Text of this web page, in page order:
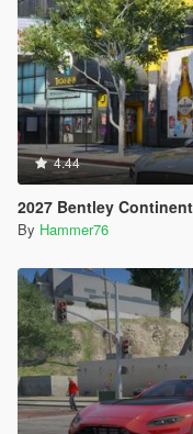
4.44
2027 Bentley Continental GT
By Hammer76